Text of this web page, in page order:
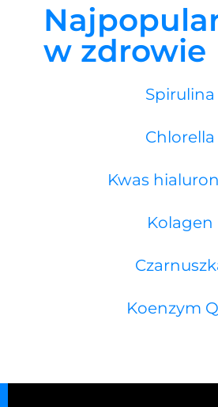
w zdrowie
Spirulina
Chlorella
Kwas
Kolagen
Koenzym